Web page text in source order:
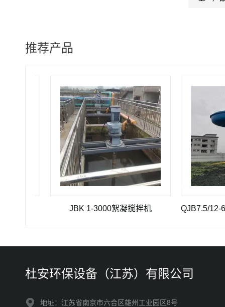
推荐产品
JBK 1-3000絮凝搅拌机
杜安环保设备（江苏）有限公司
地址：江苏省南京市六合区雄州工业园区8号